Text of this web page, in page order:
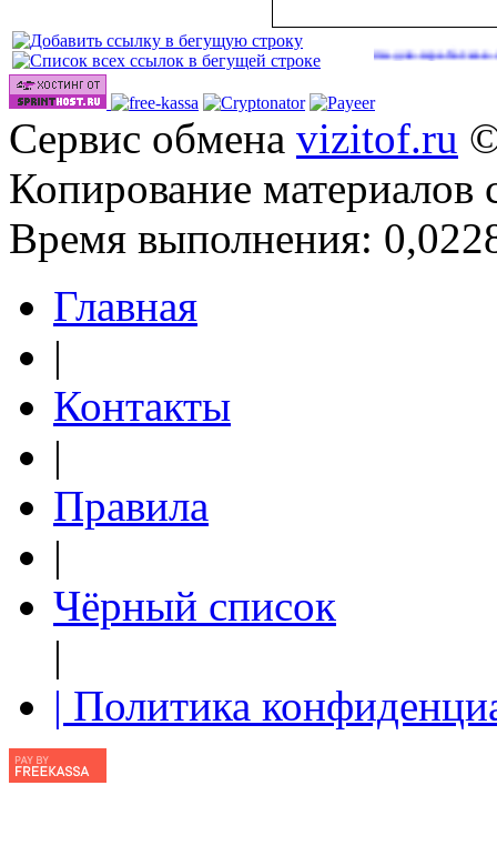
Сайты для заработка в 2026
Сервис обмена vizitof.ru
Копирование материалов
Время выполнения:
Главная
|
Контакты
|
Правила
|
Чёрный список
|
| Политика